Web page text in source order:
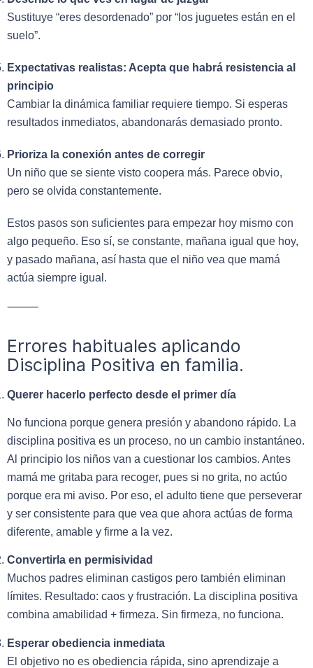
Sustituye “eres desordenado” por “los juguetes están en el
suelo”.
Expectativas realistas: Acepta que habrá resistencia al
principio
Cambiar la dinámica familiar requiere tiempo. Si esperas
resultados inmediatos, abandonarás demasiado pronto.
Prioriza la conexión antes de corregir
Un niño que se siente visto coopera más. Parece obvio,
pero se olvida constantemente.
Estos pasos son suficientes para empezar hoy mismo con
algo pequeño. Eso sí, se constante, mañana igual que hoy,
y pasado mañana, así hasta que el niño vea que mamá
actúa siempre igual.
⸻
Errores habituales aplicando
Disciplina Positiva en familia.
Querer hacerlo perfecto desde el primer día
No funciona porque genera presión y abandono rápido. La
disciplina positiva es un proceso, no un cambio instantáneo.
Al principio los niños van a cuestionar los cambios. Antes
mamá me gritaba para recoger, pues si no grita, no actúo
porque era mi aviso. Por eso, el adulto tiene que perseverar
y ser consistente para que vea que ahora actúas de forma
diferente, amable y firme a la vez.
Convertirla en permisividad
Muchos padres eliminan castigos pero también eliminan
límites. Resultado: caos y frustración. La disciplina positiva
combina amabilidad + firmeza. Sin firmeza, no funciona.
Esperar obediencia inmediata
El objetivo no es obediencia rápida, sino aprendizaje a